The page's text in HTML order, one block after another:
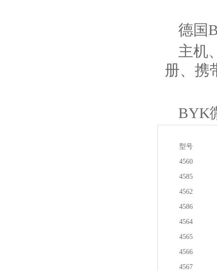
德国
主机
册、携
BYK
型号
4560
4585
4562
4586
4564
4565
4566
4567